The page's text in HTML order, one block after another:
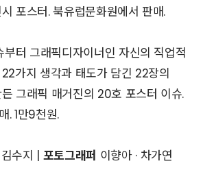
포스터. 북유럽문화원에서 판매.
부터 그래픽디자이너인 자신의 직업적
가지 생각과 태도가 담긴 22장의
그래픽 매거진의 20호 포스터 이슈.
. 1만9천원.
김수지 | 포토그래퍼 이향아 · 차가연